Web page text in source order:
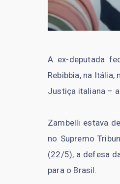
A ex-deputada
Rebibbia, na
Justiça italiana –
Zambelli estava
no Supremo
(22/5), a defesa
para o Brasil.